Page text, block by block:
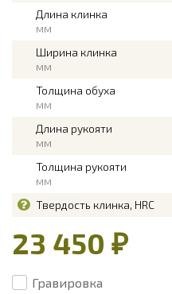
Длина клинка
мм
Ширина клинка
мм
Толщина обуха
мм
Длина рукояти
мм
Толщина рукояти
мм
Твердость клинка, HRC
23 450 ₽
Гравировка